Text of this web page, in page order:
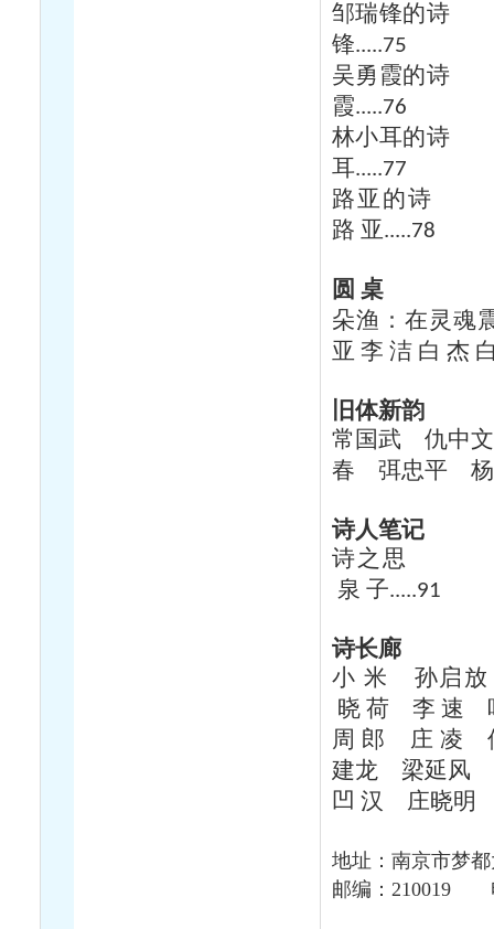
邹瑞锋的诗
锋.....75
吴勇霞的诗
霞.....76
林小耳的诗
耳.....77
路亚的诗
路 亚.....78
圆 桌
朵渔：在灵魂
亚 李 洁 白 杰
旧体新韵
常国武 仇中文
春
弭忠平
诗人笔记
诗之思
泉 子.....91
诗长廊
小 米
孙启放
晓 荷 李 速
周 郎 庄 凌
建龙
梁延风
凹 汉 庄晓明
地址：南京市梦
邮编： 210019